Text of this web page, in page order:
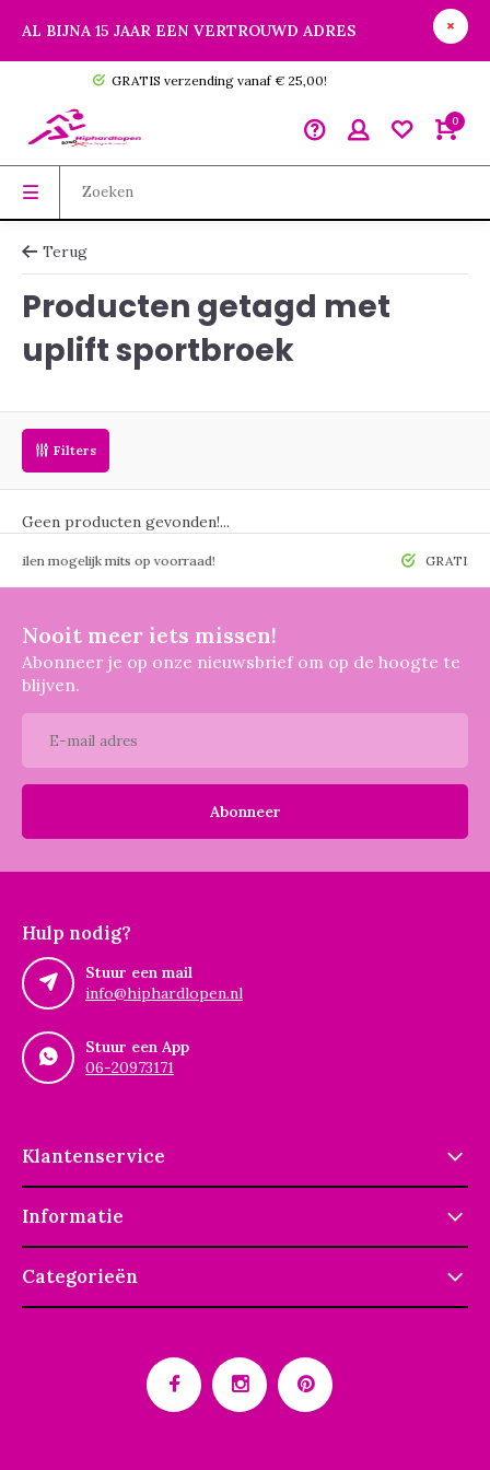
AL BIJNA 15 JAAR EEN VERTROUWD ADRES
GRATIS verzending vanaf € 25,00!
0
Terug
Producten getagd met
uplift sportbroek
Filters
Geen producten gevonden!...
mits op voorraad! GRATIS
Nooit meer iets missen!
Abonneer je op onze nieuwsbrief om op de hoogte te
blijven.
Abonneer
Hulp nodig?
Stuur een mail
info@hiphardlopen.nl
Stuur een App
06-20973171
Klantenservice
Informatie
Categorieën